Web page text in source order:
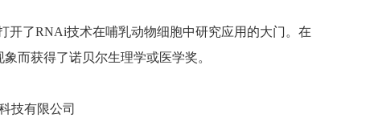
开了RNAi技术在哺乳动物细胞中研究应用的大门。在
而获得了诺贝尔生理学或医学奖。